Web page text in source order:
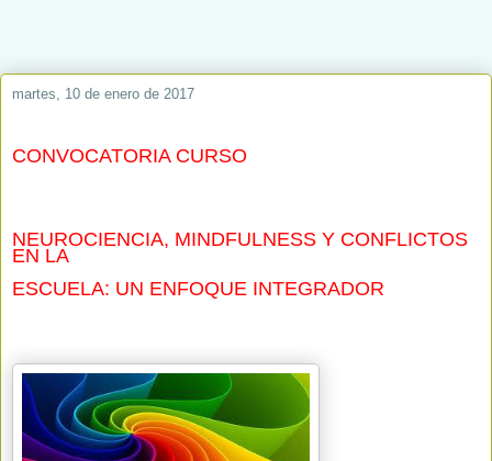
martes, 10 de enero de 2017
CONVOCATORIA CURSO
NEUROCIENCIA, MINDFULNESS Y CONFLICTOS
EN LA
ESCUELA: UN ENFOQUE INTEGRADOR